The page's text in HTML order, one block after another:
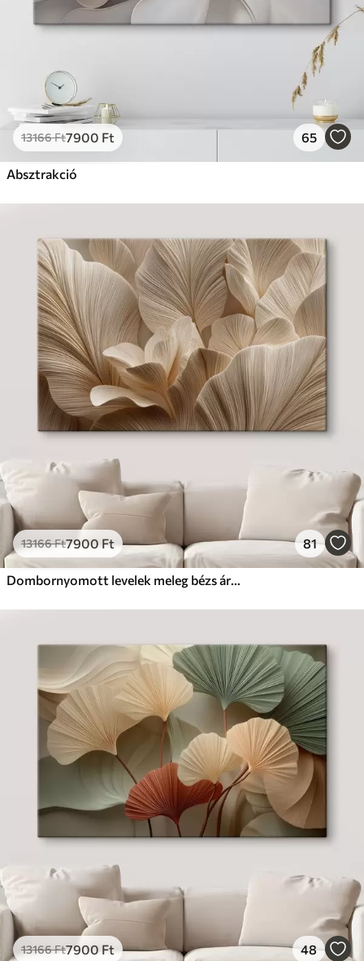
13166Ft7900 Ft 65
Absztrakció
13166Ft7900 Ft 81
Dombornyomott levelek meleg bézs árnyalatokban
13166Ft7900Ft 48